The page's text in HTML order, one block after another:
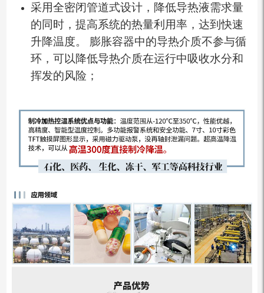
采用全密闭管道式设计，降低导热液需求量
的同时，提高系统的热量利用率，达到快速
升降温度。 膨胀容器中的导热介质不参与循
环，可以降低导热介质在运行中吸收水分和
挥发的风险；